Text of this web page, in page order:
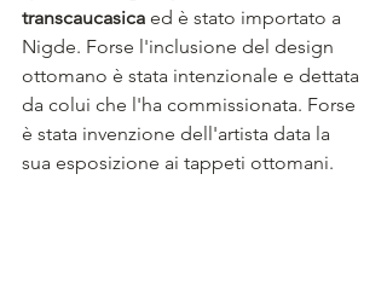
transcaucasica ed è stato importato a
Nigde. Forse l'inclusione del design
ottomano è stata intenzionale e dettata
da colui che l'ha commissionata. Forse
è stata invenzione dell'artista data la
sua esposizione ai tappeti ottomani.